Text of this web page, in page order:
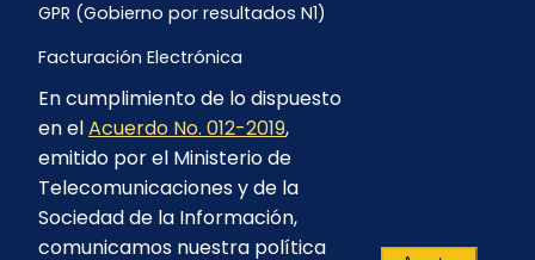
GPR (Gobierno por resultados N1)
Facturación Electrónica
Archivo Histórico de Facturación
Portal Ambiental y Social
Proyecto Geotérmico Chachimbiro
Contratación consultoría mediante “Lista Corta”
En cumplimiento de lo dispuesto
en elAcuerdo No. 012-2019,
emitido por el Ministerio de
Telecomunicaciones y de la
Sociedad de la Información,
comunicamos nuestra política